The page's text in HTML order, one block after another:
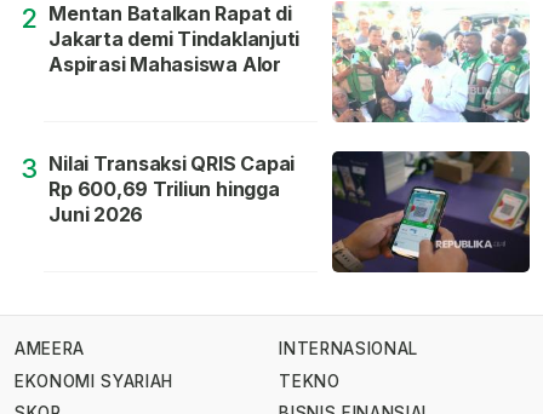
2 Mentan Batalkan Rapat di
Jakarta demi Tindaklanjuti
Aspirasi Mahasiswa Alor
3 Nilai Transaksi QRIS Capai
Rp 600,69 Triliun hingga
Juni 2026
AMEERA
EKONOMI SYARIAH
INTERNASIONAL
TEKNO